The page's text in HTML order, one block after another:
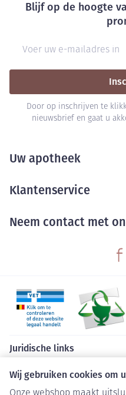
Wij gebruiken cookies om
Blijf op de hoogte
Door op inschrijven te
nieuwsbrief en gaat u
Uw apotheek
Klantenservice
Neem contact met
Juridische links